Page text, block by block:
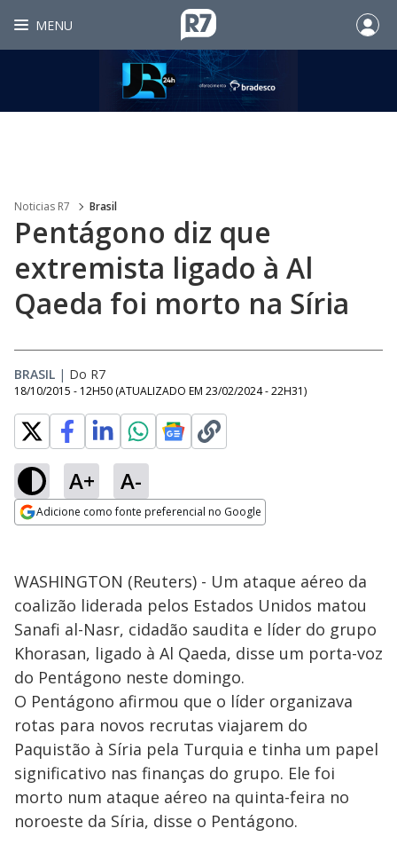
MENU
Noticias R7 Brasil
Pentágono diz que
extremista ligado à Al
Qaeda foi morto na Síria
BRASIL | Do R7
18/10/2015 - 12H50 (ATUALIZADO EM 23/02/2024 - 22H31)
A+ A-
Adicione como fonte preferencial no Google
WASHINGTON (Reuters) - Um ataque aéreo da
coalizão liderada pelos Estados Unidos matou
Sanafi al-Nasr, cidadão saudita e líder do grupo
Khorasan, ligado à Al Qaeda, disse um porta-voz
do Pentágono neste domingo.
O Pentágono afirmou que o líder organizava
rotas para novos recrutas viajarem do
Paquistão à Síria pela Turquia e tinha um papel
significativo nas finanças do grupo. Ele foi
morto num ataque aéreo na quinta-feira no
noroeste da Síria, disse o Pentágono.